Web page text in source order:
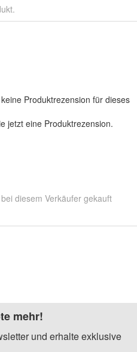
Produktrezension für dieses
jetzt eine Produktrezension.
diesem Verkäufer gekauft
mehr!
und erhalte exklusive